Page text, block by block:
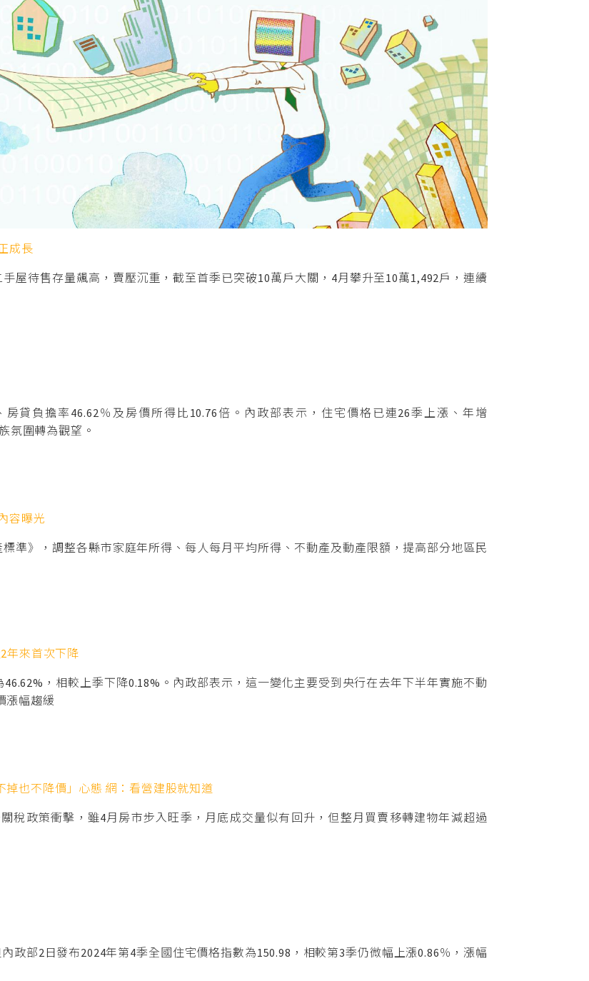
成長
屋待售存量飆高，賣壓沉重，截至首季已突破10萬戶大關，4月攀升至10萬1,492戶，連續
貸負擔率46.62％及房價所得比10.76倍。內政部表示，住宅價格已連26季上漲、年增
氛圍轉為觀望。
容曝光
準》，調整各縣市家庭年所得、每人每月平均所得、不動產及動產限額，提高部分地區民
年來首次下降
，相較上季下降0.18%。內政部表示，這一變化主要受到央行在去年下半年實施不動
漲幅趨緩
掉也不降價」心態 網：看營建股就知道
稅政策衝擊，雖4月房市步入旺季，月底成交量似有回升，但整月買賣移轉建物年減超過
政部2日發布2024年第4季全國住宅價格指數為150.98，相較第3季仍微幅上漲0.86％，漲幅